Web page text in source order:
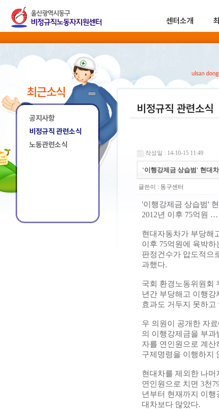
센터소개
최근소식
공지사항
비정규직 관련소식
노동관련소식
비정규직 관련소식
작성일 : 14-10-15 11:49
'이행강제금 상습범' 현대
글쓴이 : 동구센터
'이행강제금 상습범'
2012년 이후 75억원
현대자동차가 부당해
이후 75억원에 육박
판정건수가 압도적으
과했다.
국회 환경노동위원회
년간 부당해고 이행
효과도 거두지 못하고
우 의원이 공개한 자
의 이행강제금을 부
자를 연인원으로 계산
구제명령을 이행하지
현대차를 제외한 나머
연인원으로 치면 3천
년부터 현재까지 이
대차보다 많았다.